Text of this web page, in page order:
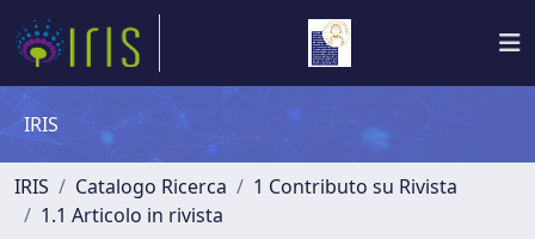
IRIS
IRIS Catalogo Ricerca
1 Contributo su Rivista
1.1 Articolo in rivista